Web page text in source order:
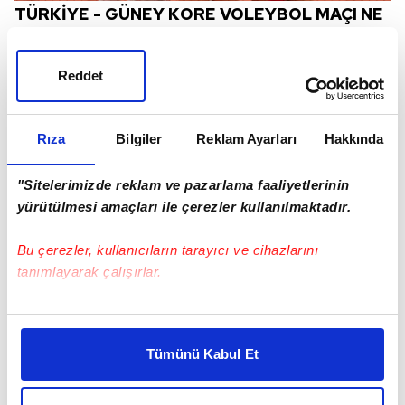
Rıza Bilgiler Reklam Ayarları Hakkında
"Sitelerimizde reklam ve pazarlama faaliyetlerinin
yürütülmesi amaçları ile çerezler kullanılmaktadır.
Bu çerezler, kullanıcıların tarayıcı ve cihazlarını
tanımlayarak çalışırlar.
Bu çerezlere izin vermeniz halinde sizlere özel
daha iyi reklam deneyimi yaşatabiliriz. Bunu yaparken
amacımızın size daha iyi bir reklam deneyimi sunmak
Tümünü Kabul Et
Reddet
TÜRKİYE - GÜNEY KORE VOLEYBOL MAÇI NE
Türkiye - Güney Kore voleybol maçı 4 Ağustos
Çarşamba günü TSİ 03.00'da başlayacak. Mücadele
TRT Spor'dan canlı yayınlanacak.